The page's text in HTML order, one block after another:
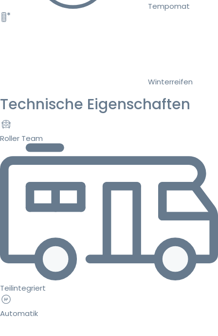
Tempomat
Winterreifen
Technische Eigenschaften
Roller Team
Teilintegriert
Automatik